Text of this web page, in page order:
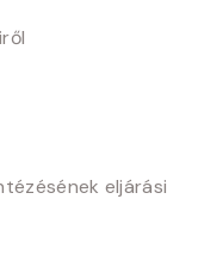
eljárási